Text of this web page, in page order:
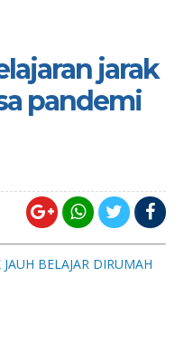
jarak
pandemi
BELAJAR DIRUMAH